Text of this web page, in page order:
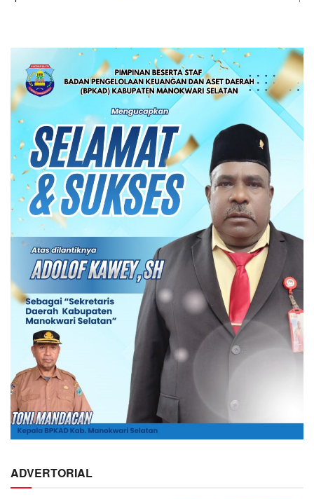
ADVERTORIAL